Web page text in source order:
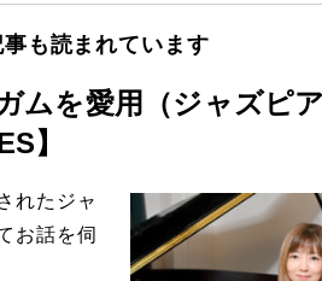
も読まれています
ムを愛用（ジャズピ
】
れたジャ
お話を伺